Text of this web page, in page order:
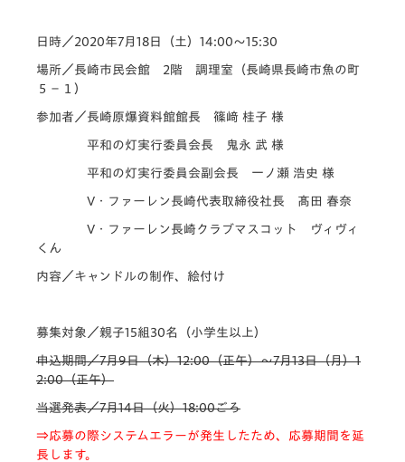
日時／2020年7月18日（土）14:00～15:30
場所／長崎市民会館 2階 調理室（長崎県長崎市魚の町
５−１）
参加者／長崎原爆資料館館長 篠﨑 桂子 様
平和の灯実行委員会長 鬼永 武 様
平和の灯実行委員会副会長 一ノ瀬 浩史 様
V・ファーレン長崎代表取締役社長 髙田 春奈
V・ファーレン長崎クラブマスコット ヴィヴィ
くん
内容／キャンドルの制作、絵付け
募集対象／親子15組30名（小学生以上）
申込期間／7月9日（木）12:00（正午）～7月13日（月）1
2:00（正午）
当選発表／7月14日（火）18:00ごろ
⇒応募の際システムエラーが発生したため、応募期間を延
長します。